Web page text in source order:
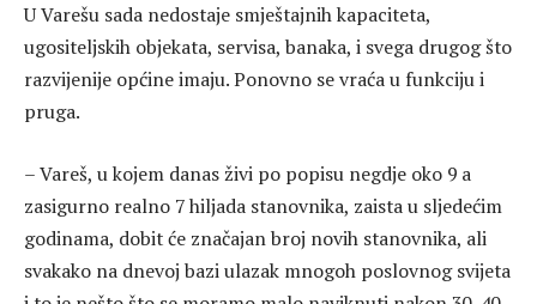
U Varešu sada nedostaje smještajnih kapaciteta,
ugositeljskih objekata, servisa, banaka, i svega drugog što
razvijenije općine imaju. Ponovno se vraća u funkciju i
pruga.
– Vareš, u kojem danas živi po popisu negdje oko 9 a
zasigurno realno 7 hiljada stanovnika, zaista u sljedećim
godinama, dobit će značajan broj novih stanovnika, ali
svakako na dnevoj bazi ulazak mnogoh poslovnog svijeta